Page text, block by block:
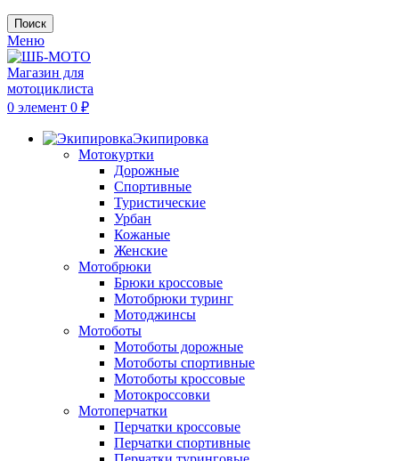
Поиск
Меню
0 элемент 0 ₽
Экипировка
Мотокуртки
Дорожные
Спортивные
Туристические
Урбан
Кожаные
Женские
Мотобрюки
Брюки кроссовые
Мотобрюки туринг
Мотоджинсы
Мотоботы
Мотоботы дорожные
Мотоботы спортивные
Мотоботы кроссовые
Мотокроссовки
Мотоперчатки
Перчатки кроссовые
Перчатки спортивные